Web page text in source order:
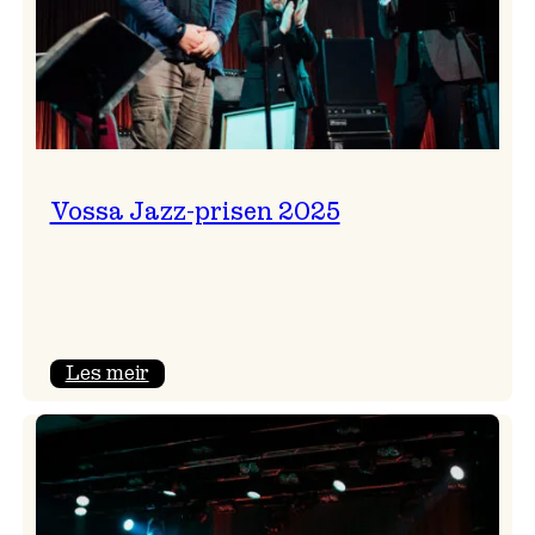
Vossa Jazz-prisen 2025
Les meir:
prisen
2025